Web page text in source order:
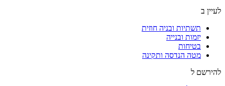
לעיין ב
תשתיות ובניה חוזית
יזמות ובנייה
בטיחות
מטה הנדסה ותקינה
להירשם ל